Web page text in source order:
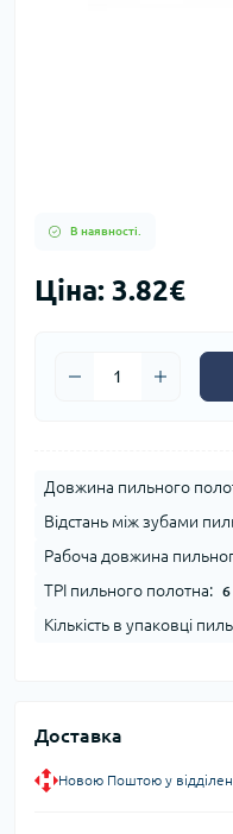
В наявності.
Ціна: 3.82€
Довжина пильного
Відстань між зубами
Рабоча довжина
TPI пильного полотна: 6
Кількість в упаковці
Доставка
Новою Поштою у